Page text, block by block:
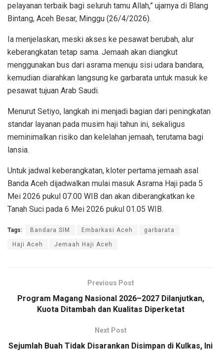
pelayanan terbaik bagi seluruh tamu Allah,” ujarnya di Blang
Bintang, Aceh Besar, Minggu (26/4/2026).
Ia menjelaskan, meski akses ke pesawat berubah, alur
keberangkatan tetap sama. Jemaah akan diangkut
menggunakan bus dari asrama menuju sisi udara bandara,
kemudian diarahkan langsung ke garbarata untuk masuk ke
pesawat tujuan Arab Saudi.
Menurut Setiyo, langkah ini menjadi bagian dari peningkatan
standar layanan pada musim haji tahun ini, sekaligus
meminimalkan risiko dan kelelahan jemaah, terutama bagi
lansia.
Untuk jadwal keberangkatan, kloter pertama jemaah asal
Banda Aceh dijadwalkan mulai masuk Asrama Haji pada 5
Mei 2026 pukul 07.00 WIB dan akan diberangkatkan ke
Tanah Suci pada 6 Mei 2026 pukul 01.05 WIB.
Tags: Bandara SIM Embarkasi Aceh garbarata
Haji Aceh Jemaah Haji Aceh
Previous Post
Program Magang Nasional 2026–2027 Dilanjutkan,
Kuota Ditambah dan Kualitas Diperketat
Next Post
Sejumlah Buah Tidak Disarankan Disimpan di Kulkas, Ini